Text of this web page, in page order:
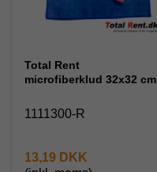
Total Rent
microfiberklud 32x32 cm
1111300-R
13,19 DKK